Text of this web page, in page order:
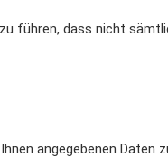
führen, dass nicht
angegebenen Daten